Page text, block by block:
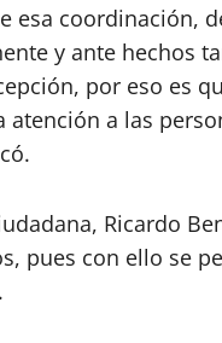
esa coordinación,
y ante hechos
por eso es
a las
Ricardo
pues con ello se